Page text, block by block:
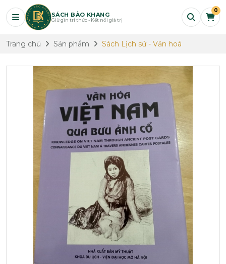
SÁCH BẢO KHANG
Giữ gìn tri thức - Kết nối giá trị
0
Trang chủ Sản phẩm Sách Lịch sử - Văn hoá